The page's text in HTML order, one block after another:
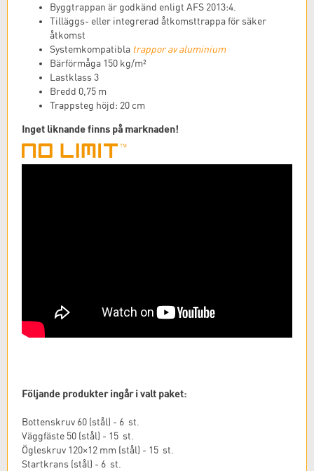
Byggtrappan är godkänd enligt AFS 2013:4.
Tilläggs- eller integrerad åtkomsttrappa för säker
åtkomst
Systemkompatibla trappor av aluminium
Bärförmåga 150 kg/m²
Lastklass 3
Bredd 0,75 m
Trappsteg höjd: 20 cm
Inget liknande finns på marknaden!
Följande produkter ingår i valt paket:
Bottenskruv 60 (stål) - 6 st.
Väggfäste 50 (stål) - 15 st.
Ögleskruv 120×12 mm (stål) - 15 st.
Startkrans (stål) - 6 st.